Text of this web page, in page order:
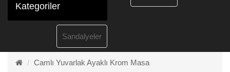
Kategoriler
Sandalyeler
Camlı Yuvarlak Ayaklı Krom Masa